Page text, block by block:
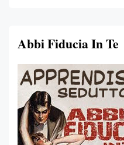
Abbi Fiducia In Te